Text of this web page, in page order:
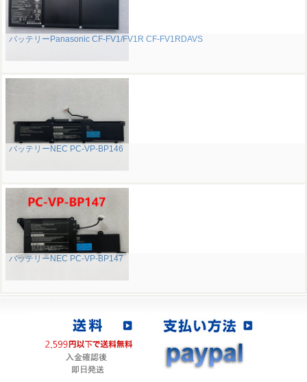
バッテリーPanasonic CF-FV1/FV1R CF-FV1RDAVS
バッテリーNEC PC-VP-BP146
バッテリーNEC PC-VP-BP147